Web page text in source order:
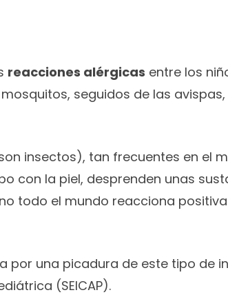
reacciones alérgicas entre los
seguidos de las
insectos), tan frecuentes en el
con la piel, desprenden unas
todo el mundo reacciona
por una picadura de este tipo de
(SEICAP).